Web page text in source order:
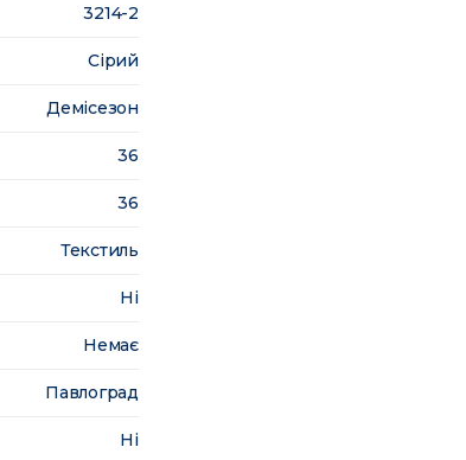
3214-2
Сірий
Демісезон
36
36
Текстиль
Ні
Немає
Павлоград
Ні